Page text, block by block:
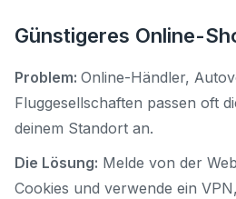
Günstigeres Online-
Problem: Online-Händler,
Fluggesellschaften passen oft
deinem Standort an.
Die Lösung: Melde von der
Cookies und verwende ein